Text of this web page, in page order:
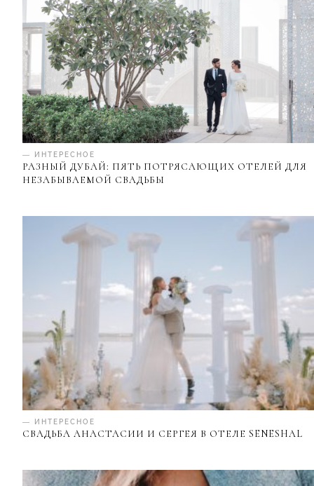
— ИНТЕРЕСНОЕ
РАЗНЫЙ ДУБАЙ: ПЯТЬ ПОТРЯСАЮЩИХ ОТЕЛЕЙ ДЛЯ
НЕЗАБЫВАЕМОЙ СВАДЬБЫ
— ИНТЕРЕСНОЕ
СВАДЬБА АНАСТАСИИ И СЕРГЕЯ В ОТЕЛЕ SENESHAL